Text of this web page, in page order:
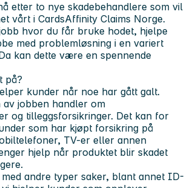
etter to nye skadebehandlere som vil
vårt i CardsAffinity Claims Norge.
hvor du får bruke hodet, hjelpe
med problemløsning i en variert
kan dette være en spennende
på?
kunder når noe har gått galt.
av jobben handler om
og tilleggsforsikringer. Det kan for
som har kjøpt forsikring på
TV-er eller annen
hjelp når produktet blir skadet
andre typer saker, blant annet ID-